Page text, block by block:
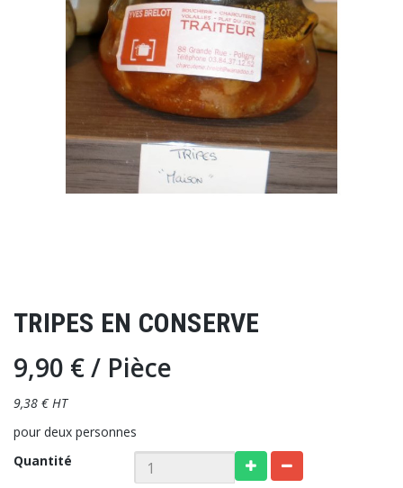
TRIPES EN CONSERVE
9,90 €/ Pièce
9,38 € HT
pour deux personnes
Quantité